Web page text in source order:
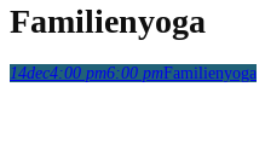
Familienyoga
14dec4:00 pm6:00 pmFamilienyoga